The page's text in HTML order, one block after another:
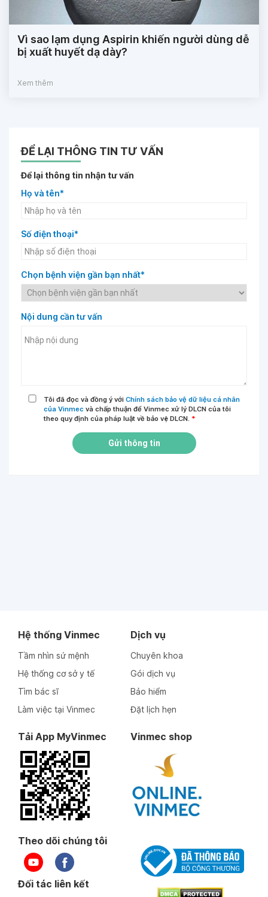
Vì sao lạm dụng Aspirin khiến người dùng dễ
bị xuất huyết dạ dày?
Xem thêm
ĐỂ LẠI THÔNG TIN TƯ VẤN
Để lại thông tin nhận tư vấn
Họ và tên*
Số điện thoại*
Chọn bệnh viện gần bạn nhất*
Nội dung cần tư vấn
Tôi đã đọc và đồng ý với Chính sách bảo vệ dữ liệu cá nhân
của Vinmec và chấp thuận để Vinmec xử lý DLCN của tôi
theo quy định của pháp luật về bảo vệ DLCN. *
Gửi thông tin
Hệ thống Vinmec
Tầm nhìn sứ mệnh
Hệ thống cơ sở y tế
Tìm bác sĩ
Làm việc tại Vinmec
Dịch vụ
Chuyên khoa
Gói dịch vụ
Bảo hiểm
Đặt lịch hẹn
Tải App MyVinmec Vinmec shop
Theo dõi chúng tôi
Đối tác liên kết